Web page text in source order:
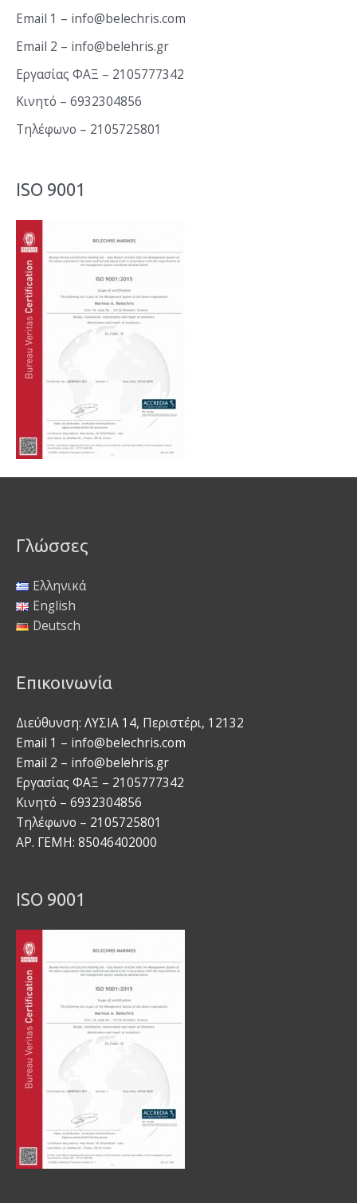
σ
η
γ
ι
Email 1 – info@belechris.com
Email 2 – info@belehris.gr
Εργασίας ΦΑΞ – 2105777342
Κινητό – 6932304856
Τηλέφωνο – 2105725801
ISO 9001
Γλώσσες
Ελληνικά
English
Deutsch
Επικοινωνία
Διεύθυνση: ΛΥΣΙΑ 14, Περιστέρι, 12132
Email 1 – info@belechris.com
Email 2 – info@belehris.gr
Εργασίας ΦΑΞ – 2105777342
Κινητό – 6932304856
Τηλέφωνο – 2105725801
ΑΡ. ΓΕΜΗ: 85046402000
ISO 9001